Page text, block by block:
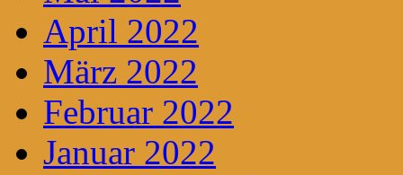
April 2022
März 2022
Februar 2022
Januar 2022